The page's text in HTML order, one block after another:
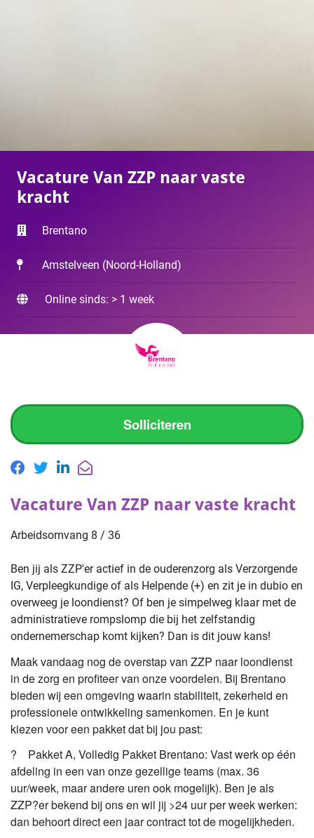
Vacature Van ZZP naar vaste
kracht
Brentano
Amstelveen (Noord-Holland)
Online sinds: > 1 week
Solliciteren
Vacature Van ZZP naar vaste kracht
Arbeidsomvang 8 / 36
Ben jij als ZZP'er actief in de ouderenzorg als Verzorgende
IG, Verpleegkundige of als Helpende (+) en zit je in dubio en
overweeg je loondienst? Of ben je simpelweg klaar met de
administratieve rompslomp die bij het zelfstandig
ondernemerschap komt kijken? Dan is dit jouw kans!
Maak vandaag nog de overstap van ZZP naar loondienst
in de zorg en profiteer van onze voordelen. Bij Brentano
bieden wij een omgeving waarin stabiliteit, zekerheid en
professionele ontwikkeling samenkomen. En je kunt
kiezen voor een pakket dat bij jou past:
? Pakket A, Volledig Pakket Brentano: Vast werk op één
afdeling in een van onze gezellige teams (max. 36
uur/week, maar andere uren ook mogelijk). Ben je als
ZZP?er bekend bij ons en wil jij >24 uur per week werken:
dan behoort direct een jaar contract tot de mogelijkheden.